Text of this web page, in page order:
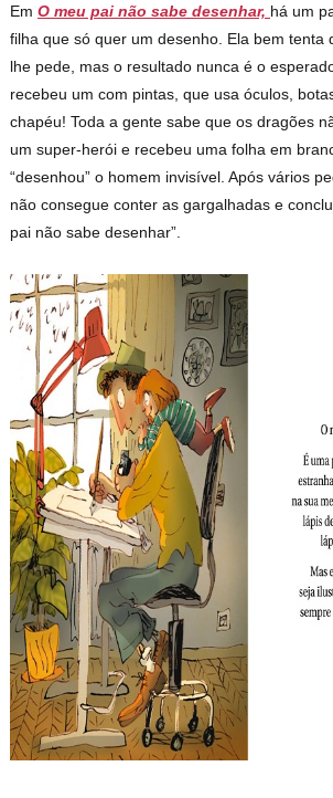
EmO meu pai não sabe desenhar, há um
filha que só quer um desenho. Ela bem tenta
lhe pede, mas o resultado nunca é o
recebeu um com pintas, que usa óculos,
chapéu! Toda a gente sabe que os dragões
um super-herói e recebeu uma folha em
“desenhou” o homem invisível. Após vários
não consegue conter as gargalhadas e
pai não sabe desenhar”.